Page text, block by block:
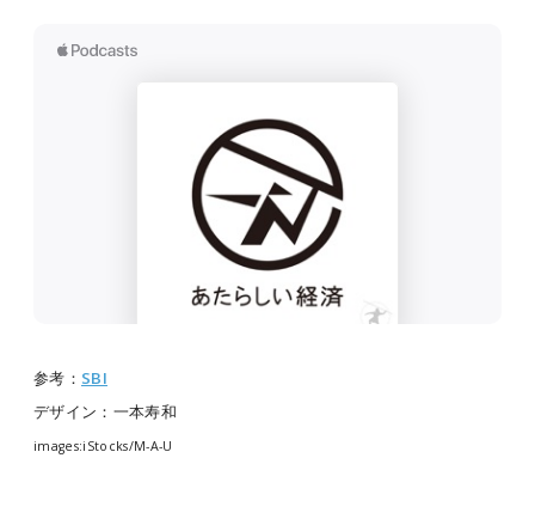
参考： SBI
デザイン：一本寿和
images:iStocks/M-A-U